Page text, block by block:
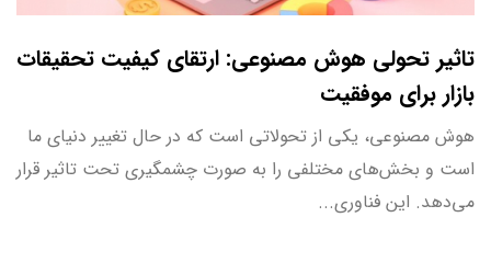
تاثیر تحولی هوش مصنوعی: ارتقای کیفیت تحقیقات
بازار برای موفقیت
هوش مصنوعی، یکی از تحولاتی است که در حال تغییر دنیای ما
است و بخش‌های مختلفی را به صورت چشمگیری تحت تاثیر قرار
می‌دهد. این فناوری...